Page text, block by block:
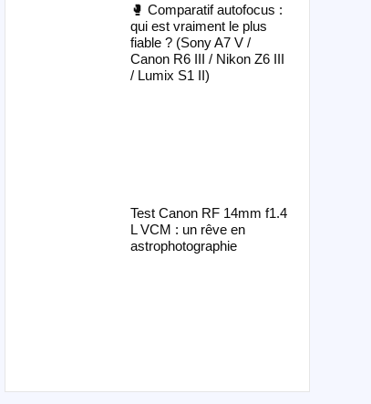
🥊 Comparatif autofocus :
qui est vraiment le plus
fiable ? (Sony A7 V /
Canon R6 III / Nikon Z6 III
/ Lumix S1 II)
Test Canon RF 14mm f1.4
L VCM : un rêve en
astrophotographie